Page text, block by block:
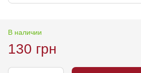
В наличии
130 грн